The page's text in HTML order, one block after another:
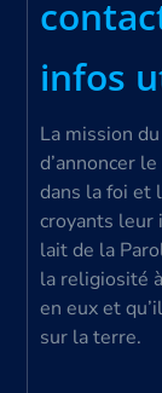
infos
La mission
d’annoncer
dans la foi et
croyants leur
lait de la
la religiosité
en eux et
sur la terre.